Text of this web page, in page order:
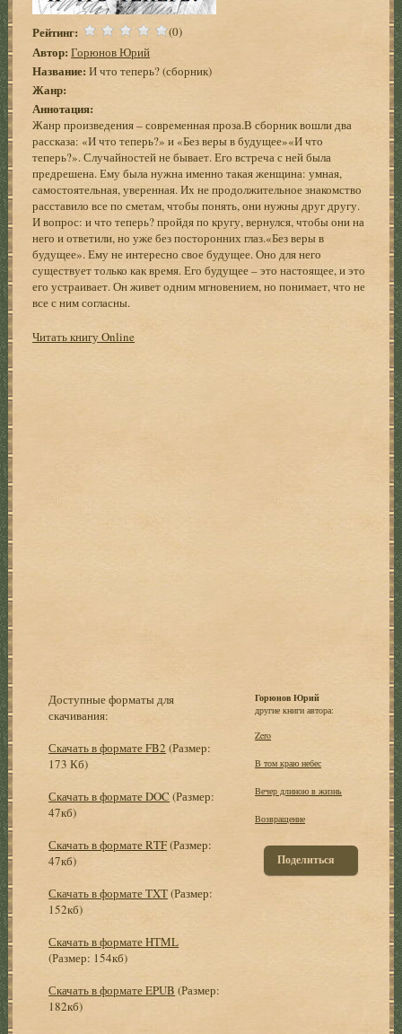
Рейтинг: (0)
Автор: Горюнов Юрий
Название: И что теперь? (сборник)
Жанр:
Аннотация:
Жанр произведения – современная проза.В сборник вошли два
рассказа: «И что теперь?» и «Без веры в будущее»«И что
теперь?». Случайностей не бывает. Его встреча с ней была
предрешена. Ему была нужна именно такая женщина: умная,
самостоятельная, уверенная. Их не продолжительное знакомство
расставило все по сметам, чтобы понять, они нужны друг другу.
И вопрос: и что теперь? пройдя по кругу, вернулся, чтобы они на
него и ответили, но уже без посторонних глаз.«Без веры в
будущее». Ему не интересно свое будущее. Оно для него
существует только как время. Его будущее – это настоящее, и это
его устраивает. Он живет одним мгновением, но понимает, что не
все с ним согласны.
Читать книгу Online
Доступные форматы для
скачивания:
Скачать в формате FB2 (Размер:
173 Кб)
Скачать в формате DOC (Размер:
47кб)
Скачать в формате RTF(Размер:
47кб)
Скачать в формате TXT(Размер:
152кб)
Скачать в формате HTML
(Размер: 154кб)
Скачать в формате EPUB (Размер:
182кб)
Горюнов Юрий
другие книги автора:
Zero
В том краю небес
Вечер длиною в жизнь
Возвращение
Поделиться